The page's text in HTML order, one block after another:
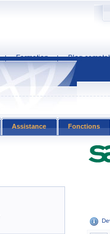
| Formation | Blog
Assistance Fonctions